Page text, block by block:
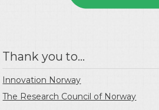
Thank you to...
Innovation Norway
The Research Council of Norway